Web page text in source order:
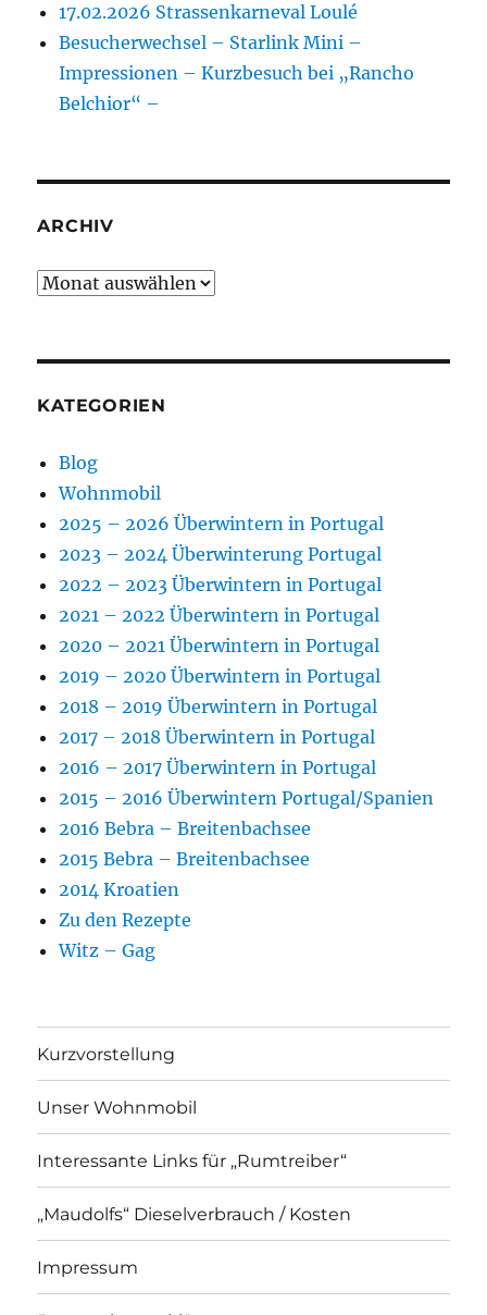
17.02.2026 Strassenkarneval Loulé
Besucherwechsel – Starlink Mini –
Impressionen – Kurzbesuch bei „Rancho
Belchior“ –
ARCHIV
Archiv
KATEGORIEN
Blog
Wohnmobil
2025 – 2026 Überwintern in Portugal
2023 – 2024 Überwinterung Portugal
2022 – 2023 Überwintern in Portugal
2021 – 2022 Überwintern in Portugal
2020 – 2021 Überwintern in Portugal
2019 – 2020 Überwintern in Portugal
2018 – 2019 Überwintern in Portugal
2017 – 2018 Überwintern in Portugal
2016 – 2017 Überwintern in Portugal
2015 – 2016 Überwintern Portugal/Spanien
2016 Bebra – Breitenbachsee
2015 Bebra – Breitenbachsee
2014 Kroatien
Zu den Rezepte
Witz – Gag
Kurzvorstellung
Unser Wohnmobil
Interessante Links für „Rumtreiber“
„Maudolfs“ Dieselverbrauch / Kosten
Impressum